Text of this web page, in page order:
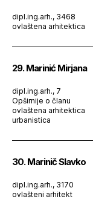
dipl.ing.arh., 3468
ovlaštena arhitektica
29. Marinić Mirjana
dipl.ing.arh., 7
Opširnije o članu
ovlaštena arhitektica
urbanistica
30. Marinič Slavko
dipl.ing.arh., 3170
ovlašteni arhitekt